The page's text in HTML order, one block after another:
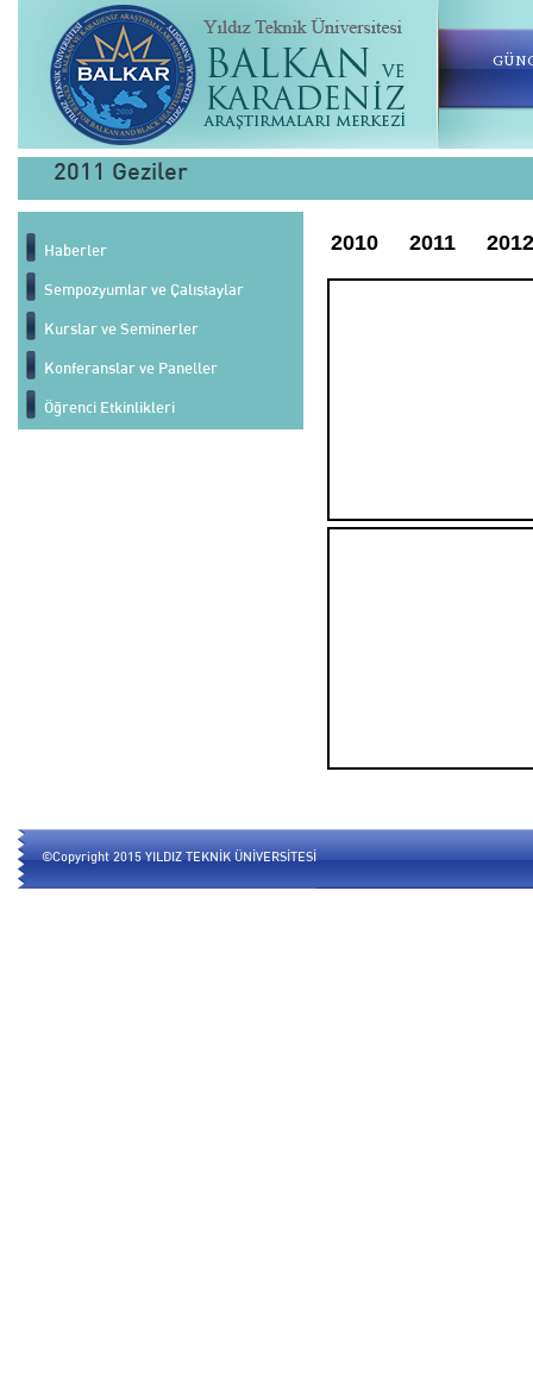
2011 Geziler
Haberler
Sempozyumlar ve Çalıştaylar
Kurslar ve Seminerler
Konferanslar ve Paneller
Öğrenci Etkinlikleri
2010 2011 2012
©Copyright 2015 YILDIZ TEKNİK ÜNİVERSİTESİ